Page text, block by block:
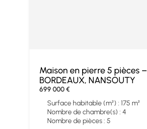
Maison en pierre 5 pièces –
BORDEAUX, NANSOUTY
699 000 €
Surface habitable (m²) : 175 m²
Nombre de chambre(s) : 4
Nombre de pièces : 5